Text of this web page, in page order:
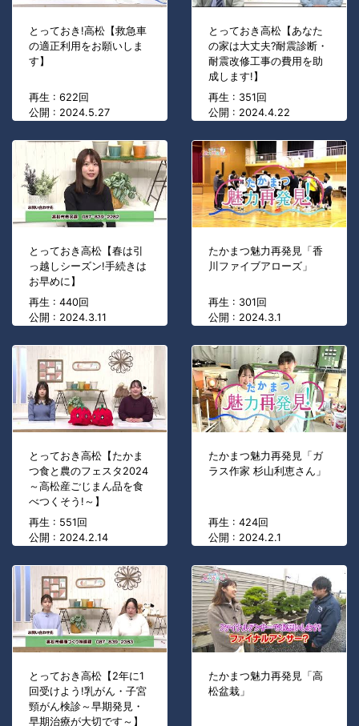
とっておき!高松【救急車
の適正利用をお願いしま
す】
再生 : 622回
公開 : 2024.5.27
とっておき高松【あなた
の家は大丈夫?耐震診断・
耐震改修工事の費用を助
成します!】
再生 : 351回
公開 : 2024.4.22
とっておき高松【春は引
っ越しシーズン!手続きは
お早めに】
再生 : 440回
公開 : 2024.3.11
たかまつ魅力再発見「香
川ファイブアローズ」
再生 : 301回
公開 : 2024.3.1
とっておき高松【たかま
つ食と農のフェスタ2024
～高松産ごじまん品を食
べつくそう!～】
再生 : 551回
公開 : 2024.2.14
たかまつ魅力再発見「ガ
ラス作家 杉山利恵さん」
再生 : 424回
公開 : 2024.2.1
とっておき高松【2年に1
回受けよう!乳がん・子宮
頸がん検診～早期発見・
早期治療が大切です～】
たかまつ魅力再発見「高
松盆栽」